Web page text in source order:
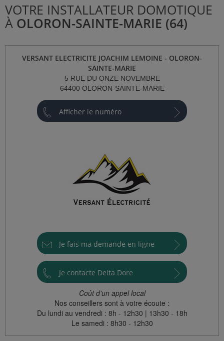
CLIENT)
VOTRE INSTALLATEUR DOMOTIQUE
À OLORON-SAINTE-MARIE (64)
VERSANT ELECTRICITE JOACHIM LEMOINE - OLORON-
SAINTE-MARIE
5 RUE DU ONZE NOVEMBRE
64400 OLORON-SAINTE-MARIE
Afficher le numéro
Je fais ma demande en ligne
Je contacte Delta Dore
Coût d'un appel local
Nos conseillers sont à votre écoute :
Du lundi au vendredi : 8h - 12h30 | 13h30 - 18h
Le samedi : 8h30 - 12h30